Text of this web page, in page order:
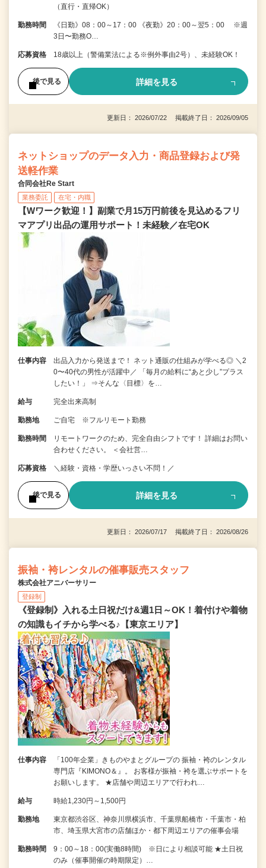
（直行・直帰OK）
勤務時間
《日勤》08：00～17：00 《夜勤》20：00～翌5：00 ※週
3日〜勤務O…
応募資格 18歳以上（警備業法による※例外事由2号）、未経験OK！
後で見る 詳細を見る
更新日： 2026/07/22 掲載終了日： 2026/09/05
ネットショップのデータ入力・商品登録および発
送軽作業
合同会社Re Start
業務委託 在宅・内職
【Wワーク歓迎！】副業で月15万円前後を見込めるフリ
マアプリ出品の運用サポート！未経験／在宅OK
仕事内容
出品入力から発送まで！ ネット通販の仕組みが学べる◎ ＼2
0〜40代の男性が活躍中／ 「毎月の給料に“あと少し”プラス
したい！」 ⇒そんな〈目標〉を…
給与 完全出来高制
勤務地 ご自宅 ※フルリモート勤務
勤務時間
リモートワークのため、完全自由シフトです！ 詳細はお問い
合わせください。 ＜会社営…
応募資格 ＼経験・資格・学歴いっさい不問！／
後で見る 詳細を見る
更新日： 2026/07/17 掲載終了日： 2026/08/26
振袖・袴レンタルの催事販売スタッフ
株式会社アニバーサリー
登録制
《登録制》入れる土日祝だけ&週1日～OK！着付けや着物
の知識もイチから学べる♪【東京エリア】
仕事内容
「100年企業」きものやまとグループの 振袖・袴のレンタル
専門店『KIMONO＆』。 お客様が振袖・袴を選ぶサポートを
お願いします。 ★店舗や周辺エリアで行われ…
給与 時給1,230円～1,500円
勤務地
東京都渋谷区、神奈川県横浜市、千葉県船橋市・千葉市・柏
市、埼玉県大宮市の店舗ほか・都下周辺エリアの催事会場
勤務時間
9：00～18：00(実働8時間) ※日により相談可能 ★土日祝
のみ（催事開催の時期限定）…